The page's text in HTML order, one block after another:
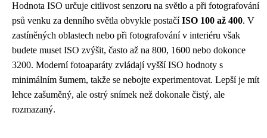
Hodnota ISO určuje citlivost senzoru na světlo a při fotografování
psů venku za denního světla obvykle postačíISO 100 až 400. V
zastíněných oblastech nebo při fotografování v interiéru však
budete muset ISO zvýšit, často až na 800, 1600 nebo dokonce
3200. Moderní fotoaparáty zvládají vyšší ISO hodnoty s
minimálním šumem, takže se nebojte experimentovat. Lepší je mít
lehce zašuměný, ale ostrý snímek než dokonale čistý, ale
rozmazaný.